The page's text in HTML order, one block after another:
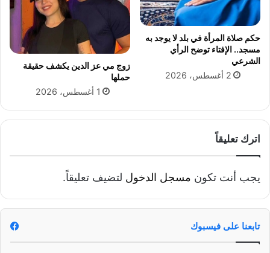
حكم صلاة المرأة في بلد لا يوجد به
مسجد.. الإفتاء توضح الرأي
الشرعي
2 أغسطس، 2026
زوج مي عز الدين يكشف حقيقة
حملها
1 أغسطس، 2026
اترك تعليقاً
يجب أنت تكون مسجل الدخول لتضيف تعليقاً.
تابعنا على فيسبوك